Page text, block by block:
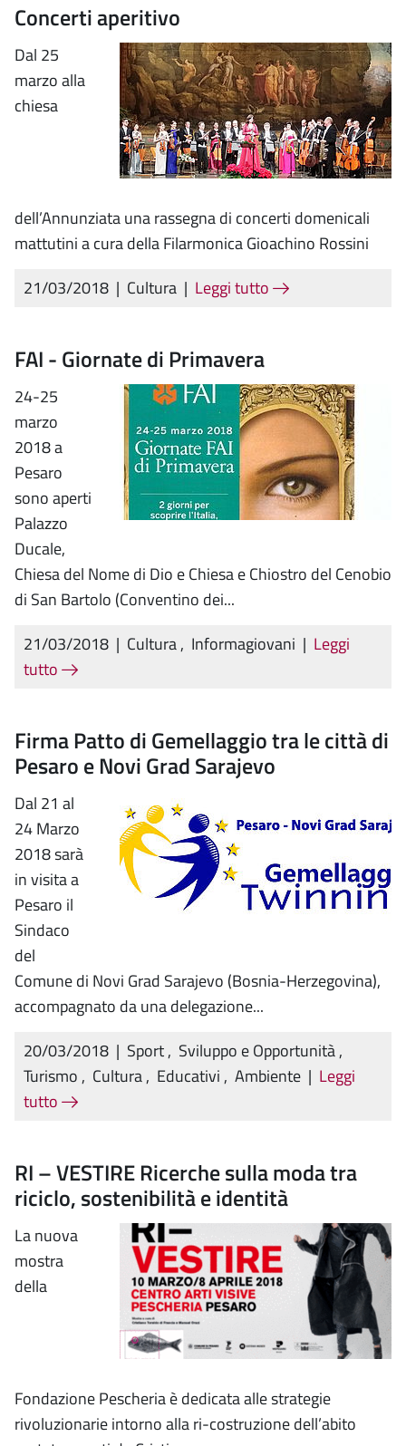
Concerti aperitivo
Dal 25
marzo alla
chiesa
dell’Annunziata una rassegna di concerti domenicali
mattutini a cura della Filarmonica Gioachino Rossini
21/03/2018 | Cultura | Leggi tutto
FAI - Giornate di Primavera
24-25
marzo
2018 a
Pesaro
sono aperti
Palazzo
Ducale,
Chiesa del Nome di Dio e Chiesa e Chiostro del Cenobio
di San Bartolo (Conventino dei...
21/03/2018 | Cultura, Informagiovani | Leggi
tutto
Firma Patto di Gemellaggio tra le città di
Pesaro e Novi Grad Sarajevo
Dal 21 al
24 Marzo
2018 sarà
in visita a
Pesaro il
Sindaco
del
Comune di Novi Grad Sarajevo (Bosnia-Herzegovina),
accompagnato da una delegazione...
20/03/2018 | Sport, Sviluppo e Opportunità,
Turismo , Cultura, Educativi , Ambiente | Leggi
tutto
RI – VESTIRE Ricerche sulla moda tra
riciclo, sostenibilità e identità
La nuova
mostra
della
Fondazione Pescheria è dedicata alle strategie
rivoluzionarie intorno alla ri-costruzione dell’abito